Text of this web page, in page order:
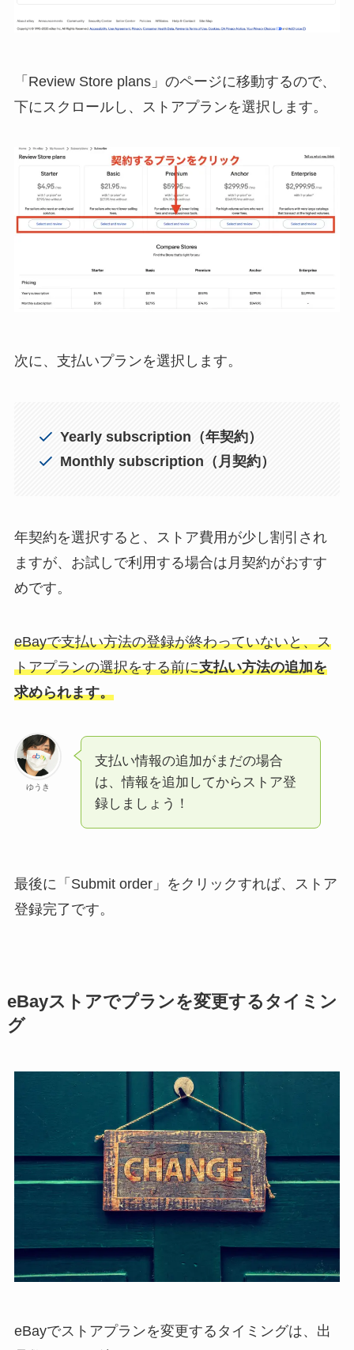
「Review Store plans」のページに移動するので、
下にスクロールし、ストアプランを選択します。
次に、支払いプランを選択します。
Yearly subscription（年契約）
Monthly subscription（月契約）
年契約を選択すると、ストア費用が少し割引され
ますが、お試しで利用する場合は月契約がおすす
めです。
eBayで支払い方法の登録が終わっていないと、ス
トアプランの選択をする前に支払い方法の追加を
求められます。
ゆうき
支払い情報の追加がまだの場合
は、情報を追加してからストア登
録しましょう！
最後に「Submit order」をクリックすれば、ストア
登録完了です。
eBayストアでプランを変更するタイミン
グ
eBayでストアプランを変更するタイミングは、出